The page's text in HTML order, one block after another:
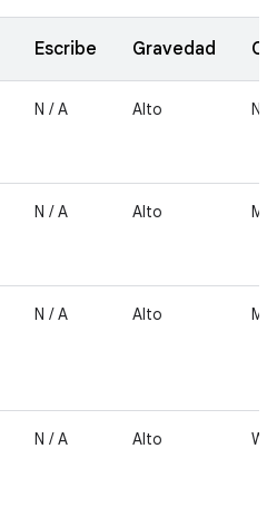
Escribe Gravedad
N / A Alto
N / A Alto
N / A Alto
N / A Alto